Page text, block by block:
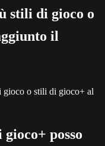
stili di gioco o
il
gioco o stili di gioco+ al
posso